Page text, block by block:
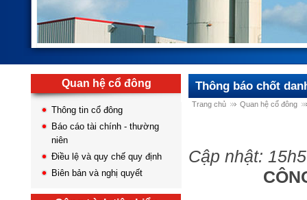
Quan hệ cổ đông
Thông tin cổ đông
Báo cáo tài chính - thường
niên
Điều lệ và quy chế quy định
Biên bản và nghị quyết
Thông báo chốt
Trang chủ Quan hệ cổ đông
Cập nhật: